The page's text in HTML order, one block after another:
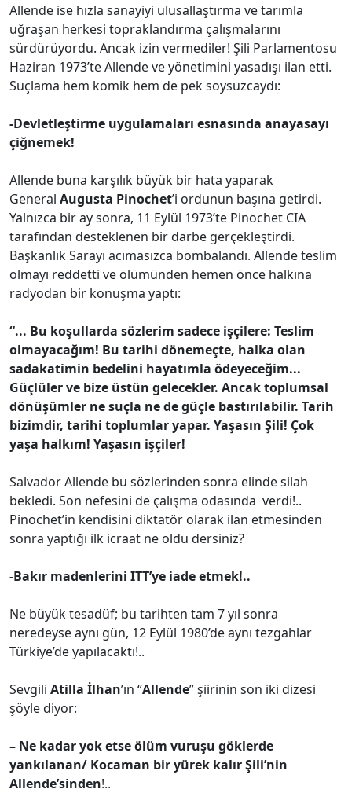
Allende ise hızla sanayiyi ulusallaştırma ve tarımla
uğraşan herkesi topraklandırma çalışmalarını
sürdürüyordu. Ancak izin vermediler! Şili Parlamentosu
Haziran 1973’te Allende ve yönetimini yasadışı ilan etti.
Suçlama hem komik hem de pek soysuzcaydı:
-Devletleştirme uygulamaları esnasında anayasayı
çiğnemek!
Allende buna karşılık büyük bir hata yaparak
General Augusta Pinochet’i ordunun başına getirdi.
Yalnızca bir ay sonra, 11 Eylül 1973’te Pinochet CIA
tarafından desteklenen bir darbe gerçekleştirdi.
Başkanlık Sarayı acımasızca bombalandı. Allende teslim
olmayı reddetti ve ölümünden hemen önce halkına
radyodan bir konuşma yaptı:
“... Bu koşullarda sözlerim sadece işçilere: Teslim
olmayacağım! Bu tarihi dönemeçte, halka olan
sadakatimin bedelini hayatımla ödeyeceğim...
Güçlüler ve bize üstün gelecekler. Ancak toplumsal
dönüşümler ne suçla ne de güçle bastırılabilir. Tarih
bizimdir, tarihi toplumlar yapar. Yaşasın Şili! Çok
yaşa halkım! Yaşasın işçiler!
Salvador Allende bu sözlerinden sonra elinde silah
bekledi. Son nefesini de çalışma odasında verdi!..
Pinochet’in kendisini diktatör olarak ilan etmesinden
sonra yaptığı ilk icraat ne oldu dersiniz?
-Bakır madenlerini ITT’ye iade etmek!..
Ne büyük tesadüf; bu tarihten tam 7 yıl sonra
neredeyse aynı gün, 12 Eylül 1980’de aynı tezgahlar
Türkiye’de yapılacaktı!..
Sevgili Atilla İlhan’ın “Allende” şiirinin son iki dizesi
şöyle diyor:
– Ne kadar yok etse ölüm vuruşu göklerde
yankılanan/ Kocaman bir yürek kalır Şili’nin
Allende’sinden!..